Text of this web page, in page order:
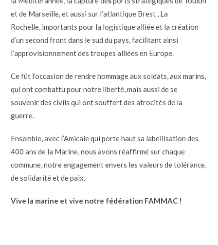
et de Marseille,et aussi sur l’atlantique Brest , La
Rochelle, importants pour la logistique alliée et la création
d’un second front dans le sud du pays, facilitant ainsi
l’approvisionnement des troupes alliées en Europe.
Ce fût l’occasion de rendre hommage aux soldats, aux marins,
qui ont combattu pour notre liberté, mais aussi de se
souvenir des civils qui ont souffert des atrocités de la
guerre.
Ensemble, avec l’Amicale qui porte haut sa labellisation des
400 ans de la Marine, nous avons réaffirmé sur chaque
commune, notre engagement envers les valeurs de tolérance,
de solidarité et de paix.
Vive la marine et vive notre fédération FAMMAC !